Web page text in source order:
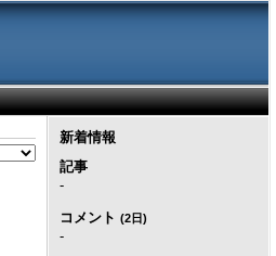
新着情報
記事
-
コメント (2日)
-